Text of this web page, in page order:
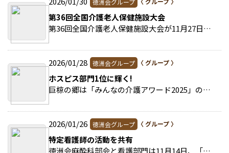
徳洲会グループ
第36回全国介護老人保健施設大会
第36回全国介護老人保健施設大会が11月27日から2日間、山口県で行われた。 >>続きを読む
2026/01/28 徳洲会グループ
ホスピス部門1位に輝く!
巨椋の郷は「みんなの介護アワード2025」のホスピス部門で1位に選出された。 >>続きを読む
2026/01/26 徳洲会グループ
特定看護師の活動を共有
徳洲会麻酔科部会と看護部門は11月14日、「麻酔領域特定看護師ミーティング」を開催した。 >>続きを読む